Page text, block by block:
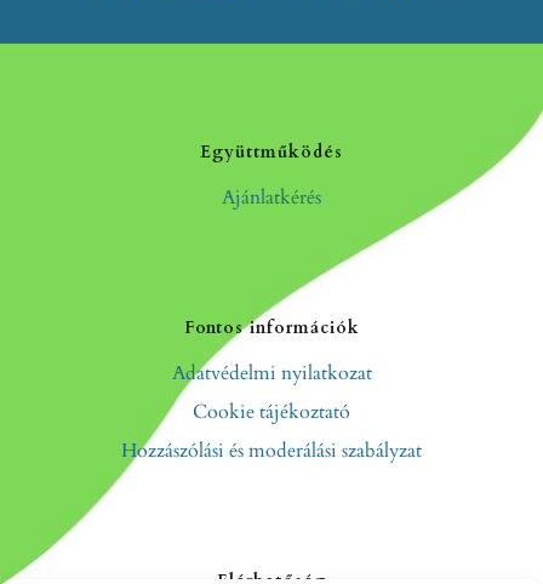
Együttműködés
Ajánlatkérés
Fontos információk
Adatvédelmi nyilatkozat
Cookie tájékoztató
Hozzászólási és moderálási szabályzat